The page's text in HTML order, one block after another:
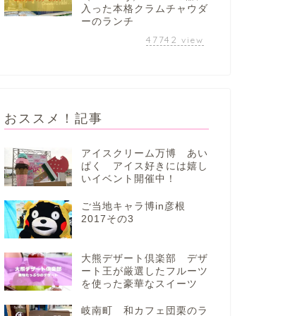
入った本格クラムチャウダ
ーのランチ
47742 view
おススメ！記事
アイスクリーム万博 あい
ぱく アイス好きには嬉し
いイベント開催中！
ご当地キャラ博in彦根
2017その3
大熊デザート倶楽部 デザ
ート王が厳選したフルーツ
を使った豪華なスイーツ
岐南町 和カフェ団栗のラ